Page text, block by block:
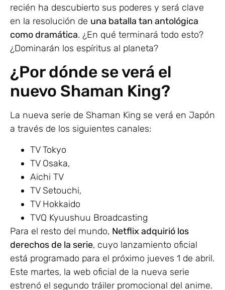
recién ha descubierto sus poderes y será clave
en la resolución de una batalla tan antológica
como dramática. ¿En qué terminará todo esto?
¿Dominarán los espíritus al planeta?
¿Por dónde se verá el
nuevo Shaman King?
La nueva serie de Shaman King se verá en Japón
a través de los siguientes canales:
TV Tokyo
TV Osaka,
Aichi TV
TV Setouchi,
TV Hokkaido
TVQ Kyuushuu Broadcasting
Para el resto del mundo, Netflix adquirió los
derechos de la serie, cuyo lanzamiento oficial
está programado para el próximo jueves 1 de abril.
Este martes, la web oficial de la nueva serie
estrenó el segundo tráiler promocional del anime.